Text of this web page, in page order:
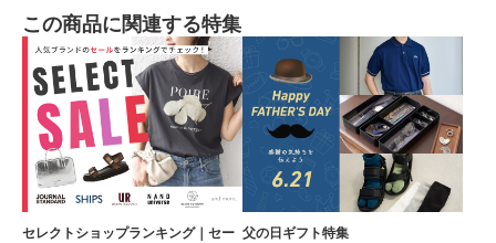
この商品に関連する特集
セレクトショップランキング｜セー 父の日ギフト特集